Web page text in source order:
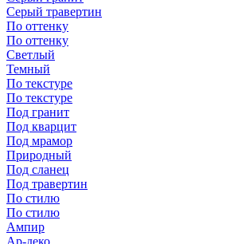
Серый травертин
По оттенку
По оттенку
Светлый
Темный
По текстуре
По текстуре
Под гранит
Под кварцит
Под мрамор
Природный
Под сланец
Под травертин
По стилю
По стилю
Ампир
Ар-деко